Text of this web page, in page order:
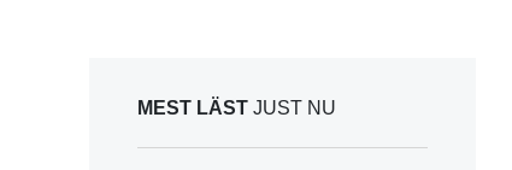
MEST LÄST JUST NU